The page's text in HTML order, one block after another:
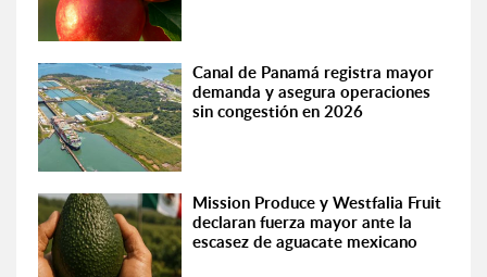
Canal de Panamá registra mayor
demanda y asegura operaciones
sin congestión en 2026
Mission Produce y Westfalia Fruit
declaran fuerza mayor ante la
escasez de aguacate mexicano